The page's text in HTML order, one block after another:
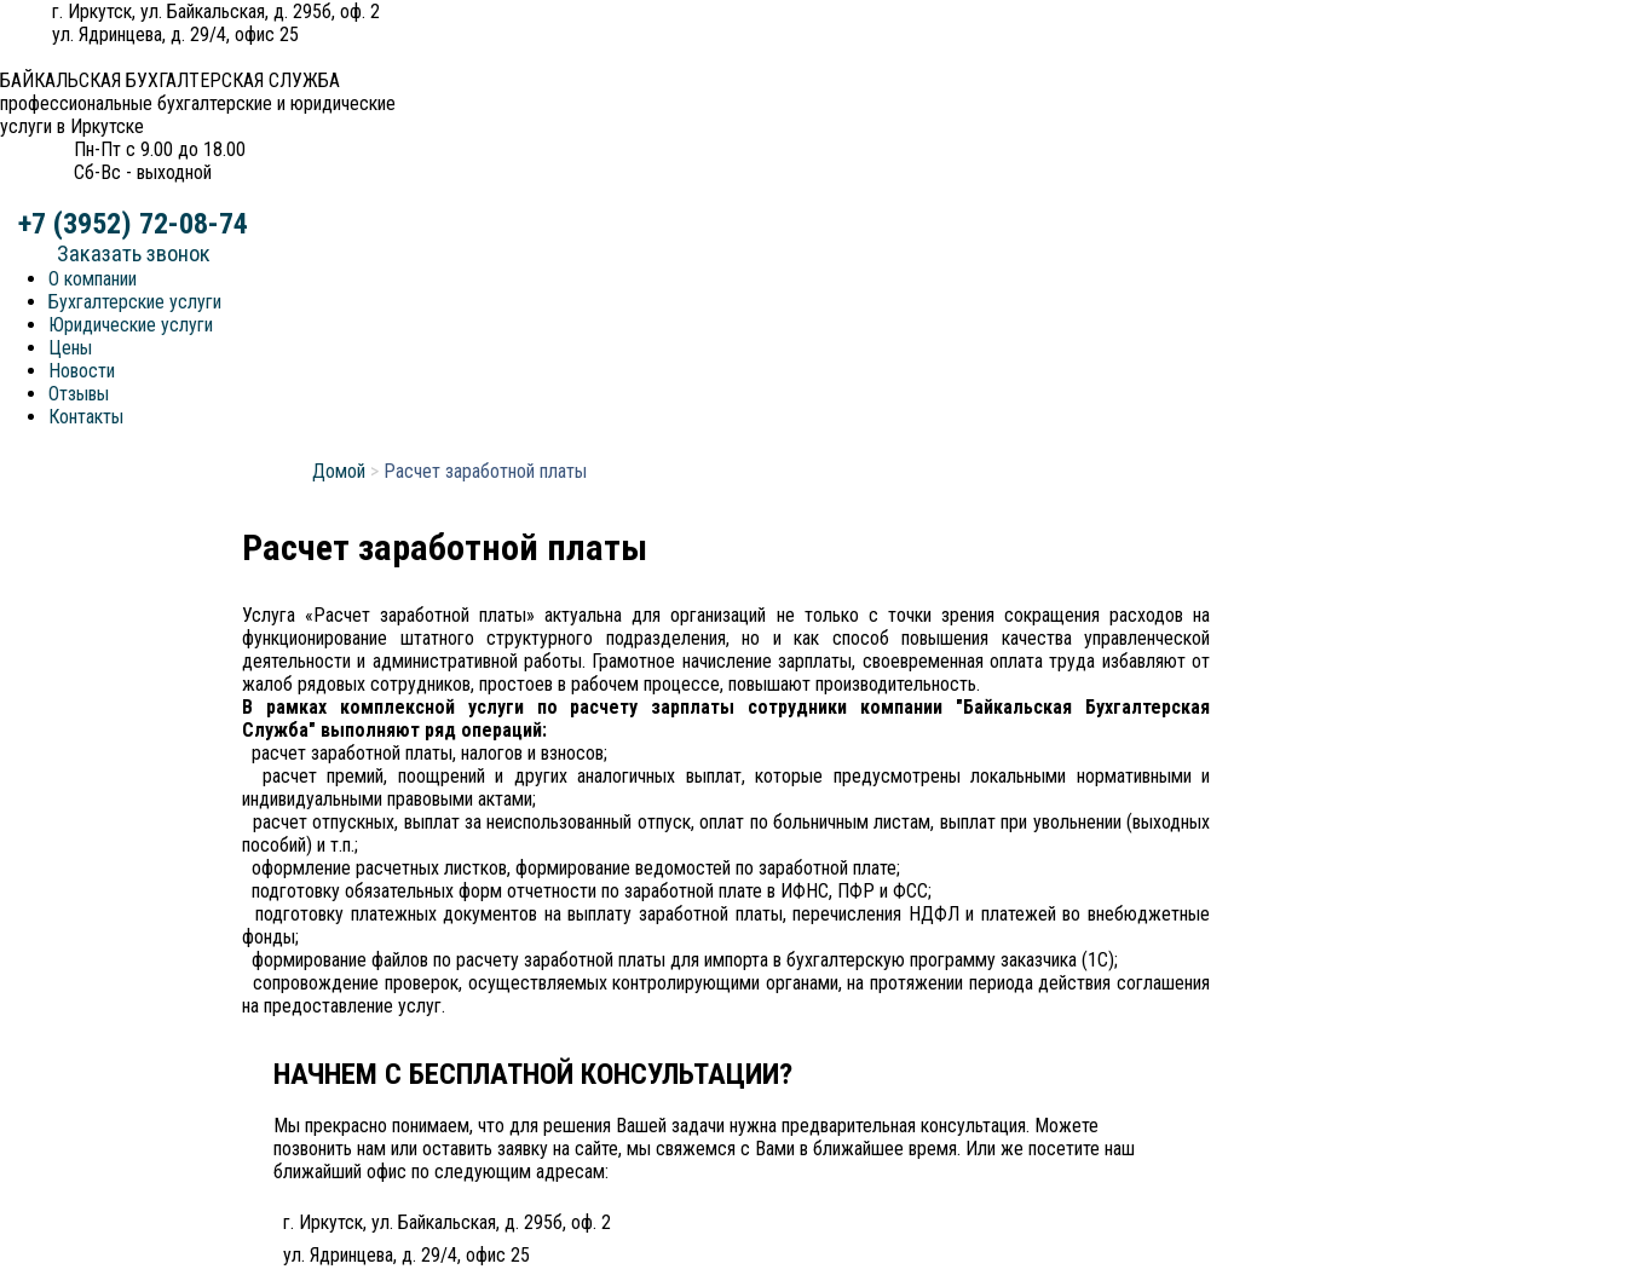
г. Иркутск, ул. Байкальская, д. 295б, оф. 2
ул. Ядринцева, д. 29/4, офис 25
БАЙКАЛЬСКАЯ БУХГАЛТЕРСКАЯ СЛУЖБА
профессиональные бухгалтерские и юридические
услуги в Иркутске
Пн-Пт с 9.00 до 18.00
Сб-Вс - выходной
+7 (3952) 72-08-74
Заказать звонок
О компании
Бухгалтерские услуги
Юридические услуги
Цены
Новости
Отзывы
Контакты
Домой > Расчет заработной платы
Расчет заработной платы
Услуга «Расчет заработной платы» актуальна для организаций не только с точки зрения сокращения расходов на
функционирование штатного структурного подразделения, но и как способ повышения качества управленческой
деятельности и административной работы. Грамотное начисление зарплаты, своевременная оплата труда избавляют от
жалоб рядовых сотрудников, простоев в рабочем процессе, повышают производительность.
В рамках комплексной услуги по расчету зарплаты сотрудники компании "Байкальская Бухгалтерская
Служба" выполняют ряд операций:
расчет заработной платы, налогов и взносов;
расчет премий, поощрений и других аналогичных выплат, которые предусмотрены локальными нормативными и
индивидуальными правовыми актами;
расчет отпускных, выплат за неиспользованный отпуск, оплат по больничным листам, выплат при увольнении (выходных
пособий) и т.п.;
оформление расчетных листков, формирование ведомостей по заработной плате;
подготовку обязательных форм отчетности по заработной плате в ИФНС, ПФР и ФСС;
подготовку платежных документов на выплату заработной платы, перечисления НДФЛ и платежей во внебюджетные
фонды;
формирование файлов по расчету заработной платы для импорта в бухгалтерскую программу заказчика (1С);
сопровождение проверок, осуществляемых контролирующими органами, на протяжении периода действия соглашения
на предоставление услуг.
НАЧНЕМ С БЕСПЛАТНОЙ КОНСУЛЬТАЦИИ?
Мы прекрасно понимаем, что для решения Вашей задачи нужна предварительная консультация. Можете
позвонить нам или оставить заявку на сайте, мы свяжемся с Вами в ближайшее время. Или же посетите наш
ближайший офис по следующим адресам:
г. Иркутск, ул. Байкальская, д. 295б, оф. 2
ул. Ядринцева, д. 29/4, офис 25